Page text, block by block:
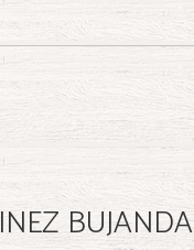
BUJANDA